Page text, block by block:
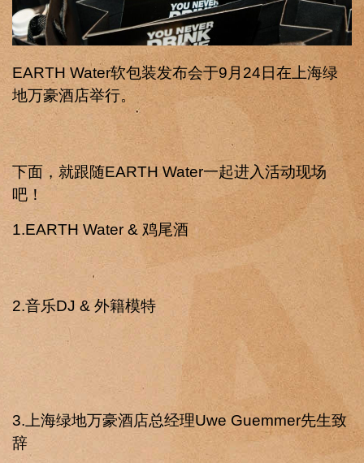
EARTH Water软包装发布会于9月24日在上海绿
地万豪酒店举行。
下面，就跟随EARTH Water一起进入活动现场
吧！
1.EARTH Water & 鸡尾酒
2.音乐DJ & 外籍模特
3.上海绿地万豪酒店总经理Uwe Guemmer先生致
辞